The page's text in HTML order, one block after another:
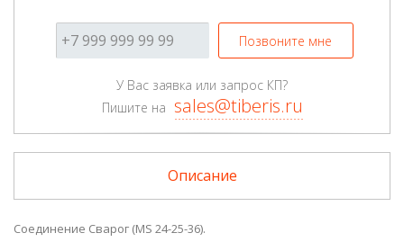
Позвоните мне
У Вас заявка или запрос КП?
Пишите на sales@tiberis.ru
Описание
Соединение Сварог (MS 24-25-36).